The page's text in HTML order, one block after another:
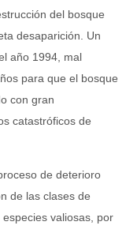
del bosque
desaparición. Un
año 1994, mal
para que el bosque
con gran
catastróficos de
de deterioro
de las clases de
valiosas, por